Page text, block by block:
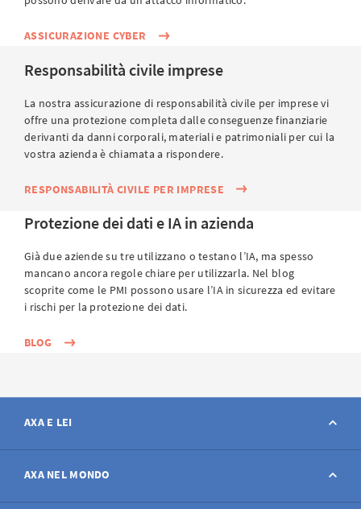
copre anche le controversie in ambito
commerciale?
Quanto costa l’assicurazione di protezione
giuridica per imprese?
Esiste una consulenza giuridica online per
ASSICURAZIONE CYBER
Responsabilità civile imprese
La nostra assicurazione di responsabilità civile per imprese vi
offre una protezione completa dalle conseguenze finanziarie
derivanti da danni corporali, materiali e patrimoniali per cui la
vostra azienda è chiamata a rispondere.
RESPONSABILITÀ CIVILE PER IMPRESE
Protezione dei dati e IA in azienda
Già due aziende su tre utilizzano o testano l’IA, ma spesso
mancano ancora regole chiare per utilizzarla. Nel blog
scoprite come le PMI possono usare l’IA in sicurezza ed evitare
i rischi per la protezione dei dati.
BLOG
AXA E LEI
Contatto
AXA NEL MONDO